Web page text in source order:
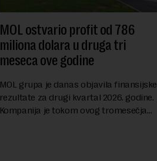
MOL ostvario profit od 786
miliona dolara u druga tri
meseca ove godine
MOL grupa je danas objavila finansijske
rezultate za drugi kvartal 2026. godine.
Kompanija je tokom ovog tromesečja